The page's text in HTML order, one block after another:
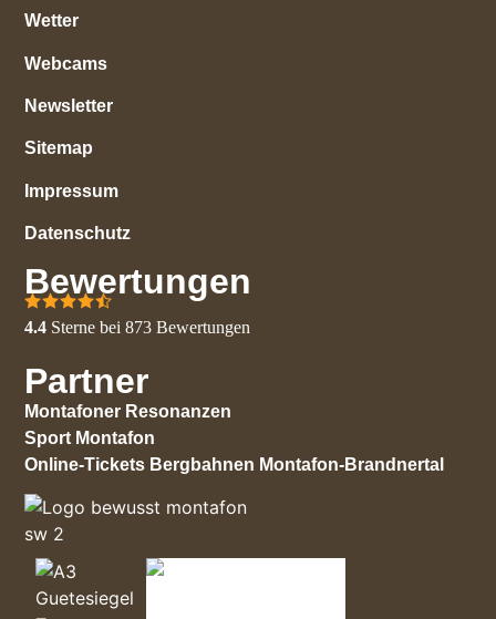
Wetter
Webcams
Newsletter
Sitemap
Impressum
Datenschutz
Bewertungen
4.4 Sterne bei873Bewertungen
Partner
Montafoner Resonanzen
Sport Montafon
Online-Tickets Bergbahnen Montafon-Brandnertal